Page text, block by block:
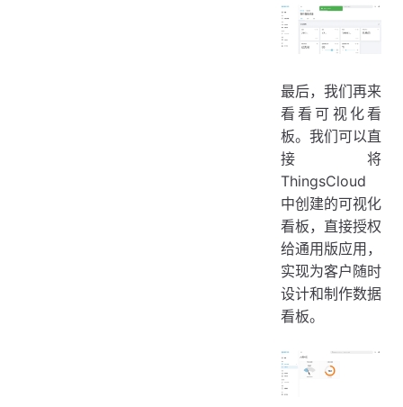
最后，我们再来
看看可视化看
板。我们可以直
接将
ThingsCloud
中创建的可视化
看板，直接授权
给通用版应用，
实现为客户随时
设计和制作数据
看板。